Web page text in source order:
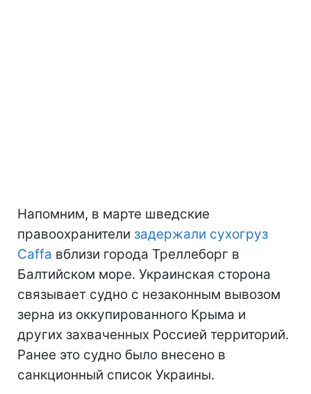
Напомним, в марте шведские
правоохранители задержали сухогруз
Caffa вблизи города Треллеборг в
Балтийском море. Украинская сторона
связывает судно с незаконным вывозом
зерна из оккупированного Крыма и
других захваченных Россией территорий.
Ранее это судно было внесено в
санкционный список Украины.